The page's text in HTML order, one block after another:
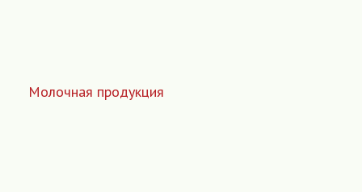
Молочная продукция